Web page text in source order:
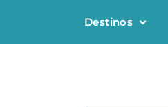
Destinos